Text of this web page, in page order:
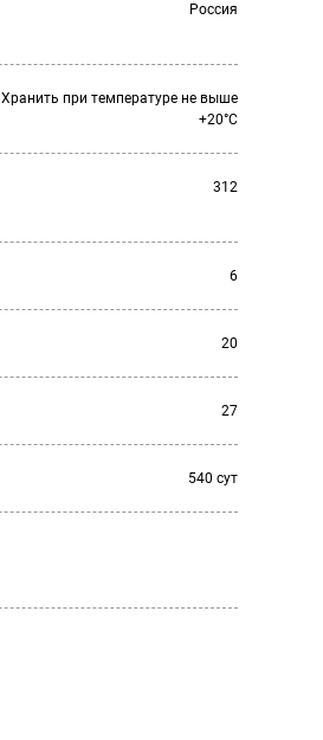
Россия
Хранить при температуре не выше
+20°C
312
6
20
27
540 сут